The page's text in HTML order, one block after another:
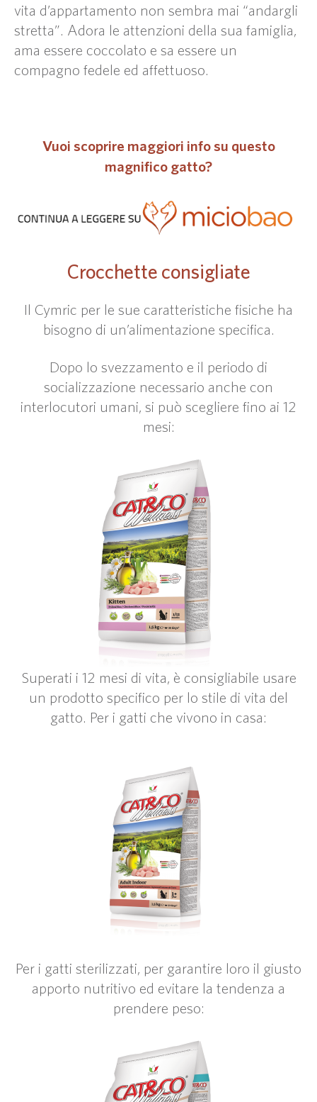
vita d’appartamento non sembra mai “andargli
stretta”. Adora le attenzioni della sua famiglia,
ama essere coccolato e sa essere un
compagno fedele ed affettuoso.
Vuoi scoprire maggiori info su questo
magnifico gatto?
Crocchette consigliate
Il Cymric per le sue caratteristiche fisiche ha
bisogno di un’alimentazione specifica.
Dopo lo svezzamento e il periodo di
socializzazione necessario anche con
interlocutori umani, si può scegliere fino ai 12
mesi:
Superati i 12 mesi di vita, è consigliabile usare
un prodotto specifico per lo stile di vita del
gatto. Per i gatti che vivono in casa:
Per i gatti sterilizzati, per garantire loro il giusto
apporto nutritivo ed evitare la tendenza a
prendere peso: